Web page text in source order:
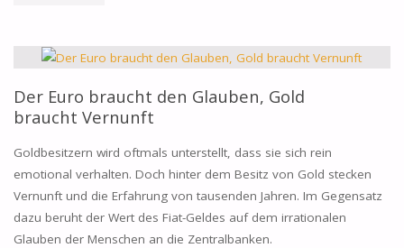
DAS
BESTE,
WAS
PASSIEREN
KANN"
Der Euro braucht den Glauben, Gold
braucht Vernunft
Goldbesitzern wird oftmals unterstellt, dass sie sich rein
emotional verhalten. Doch hinter dem Besitz von Gold stecken
Vernunft und die Erfahrung von tausenden Jahren. Im Gegensatz
dazu beruht der Wert des Fiat-Geldes auf dem irrationalen
Glauben der Menschen an die Zentralbanken.